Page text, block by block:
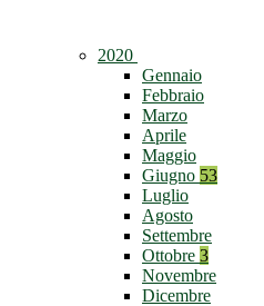
2020
Gennaio
Febbraio
Marzo
Aprile
Maggio
Giugno 53
Luglio
Agosto
Settembre
Ottobre 3
Novembre
Dicembre